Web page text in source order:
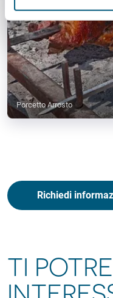
Porcetto Arrosto
Richiedi
TI